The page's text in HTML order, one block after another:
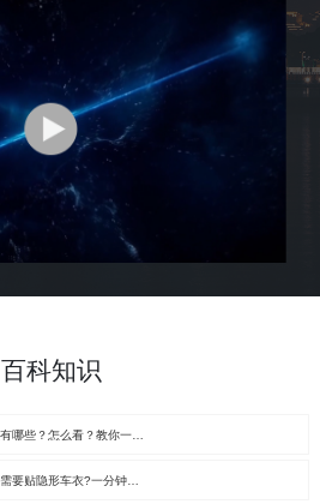
百科知识
2022-12-28 16:51:04 汽车窗膜参数有哪些？怎么看？教你一招从汽车窗膜参数看优劣
2022-12-28 16:47:34 为什么冬天更需要贴隐形车衣?一分钟就了解！